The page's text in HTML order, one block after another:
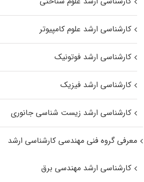
کارشناسی ارشد علوم کامپیوتر
کارشناسی ارشد فوتونیک
کارشناسی ارشد فیزیک
کارشناسی ارشد زیست‌ شناسی جانوری
معرفی گروه فنی مهندسی کارشناسی ارشد
کارشناسی ارشد مهندسی برق